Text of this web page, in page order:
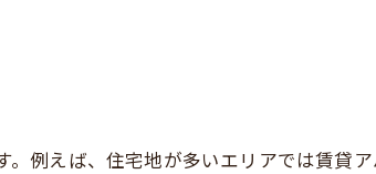
例えば、住宅地が多いエリアでは賃貸